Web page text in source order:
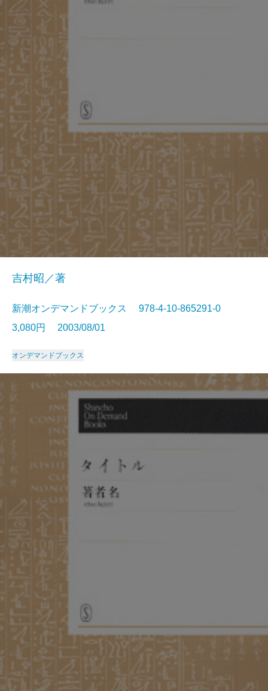
吉村昭／著
新潮オンデマンドブックス 978-4-10-865291-0
3,080円 2003/08/01
オンデマンドブックス